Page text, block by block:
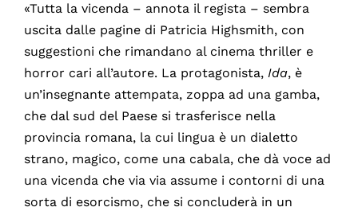
«Tutta la vicenda – annota il regista – sembra
uscita dalle pagine di Patricia Highsmith, con
suggestioni che rimandano al cinema thriller e
horror cari all’autore. La protagonista, Ida, è
un’insegnante attempata, zoppa ad una gamba,
che dal sud del Paese si trasferisce nella
provincia romana, la cui lingua è un dialetto
strano, magico, come una cabala, che dà voce ad
una vicenda che via via assume i contorni di una
sorta di esorcismo, che si concluderà in un